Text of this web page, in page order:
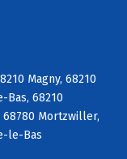
Magny, 68210
Bas, 68210
68780 Mortzwiller,
le-Bas